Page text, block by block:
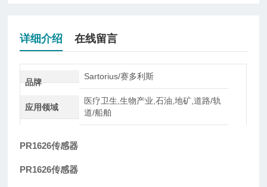
详细介绍 在线留言
品牌
Sartorius/赛多利斯
应用领域
医疗卫生,生物产业,石油,地矿,道路/轨
道/船舶
PR1626传感器
PR1626传感器